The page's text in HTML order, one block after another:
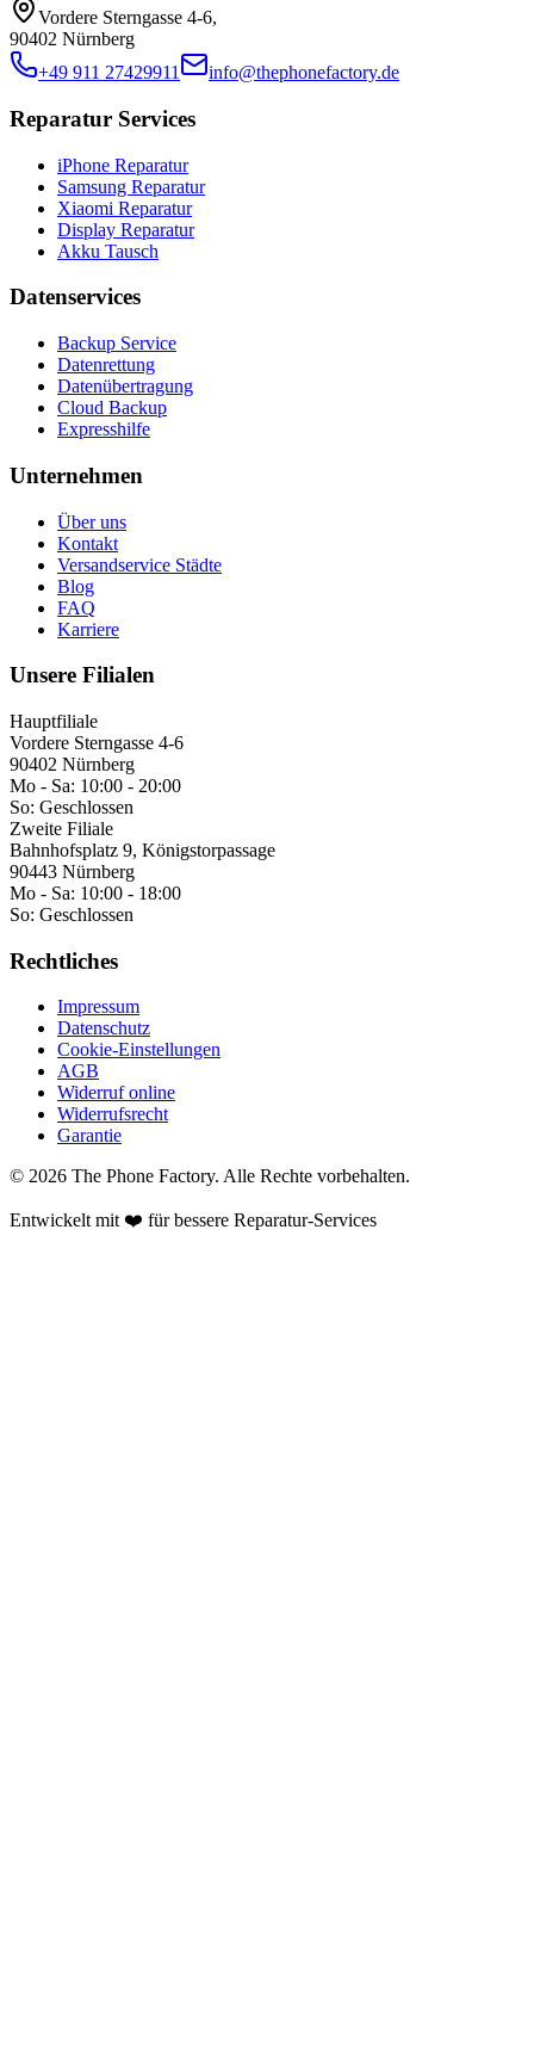
Vordere Sterngasse 4-6,
90402 Nürnberg
+49 911 27429911
info@thephonefactory.de
Reparatur Services
iPhone Reparatur
Samsung Reparatur
Xiaomi Reparatur
Display Reparatur
Akku Tausch
Datenservices
Backup Service
Datenrettung
Datenübertragung
Cloud Backup
Expresshilfe
Unternehmen
Über uns
Kontakt
Versandservice Städte
Blog
FAQ
Karriere
Unsere Filialen
Hauptfiliale
Vordere Sterngasse 4-6
90402 Nürnberg
Mo - Sa: 10:00 - 20:00
So: Geschlossen
Zweite Filiale
Bahnhofsplatz 9, Königstorpassage
90443 Nürnberg
Mo - Sa: 10:00 - 18:00
So: Geschlossen
Rechtliches
Impressum
Datenschutz
Cookie-Einstellungen
AGB
Widerruf online
Widerrufsrecht
Garantie
© 2026 The Phone Factory. Alle Rechte vorbehalten.
Entwickelt mit ❤️ für bessere Reparatur-Services